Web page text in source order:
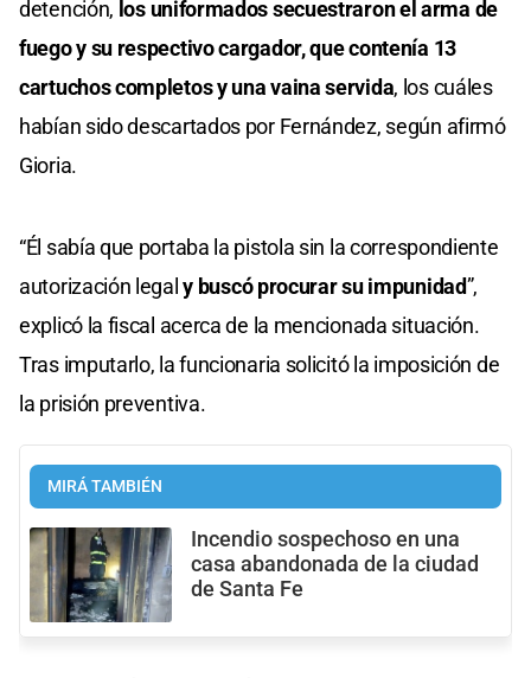
detención, los uniformados secuestraron el arma de
fuego y su respectivo cargador, que contenía 13
cartuchos completos y una vaina servida, los cuáles
habían sido descartados por Fernández, según afirmó
Gioria.
“Él sabía que portaba la pistola sin la correspondiente
autorización legaly buscó procurar su impunidad”,
explicó la fiscal acerca de la mencionada situación.
Tras imputarlo, la funcionaria solicitó la imposición de
la prisión preventiva.
MIRÁ TAMBIÉN
Incendio sospechoso en una
casa abandonada de la ciudad
de Santa Fe